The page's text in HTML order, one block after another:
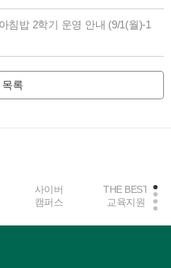
침밥 2학기 운영 안내 (9/1(월)-1
목록
사이버
캠퍼스
THE BEST
교육지원